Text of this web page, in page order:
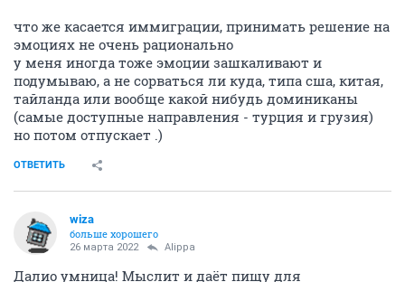
что же касается иммиграции, принимать решение на
эмоциях не очень рационально
у меня иногда тоже эмоции зашкаливают и
подумываю, а не сорваться ли куда, типа сша, китая,
тайланда или вообще какой нибудь доминиканы
(самые доступные направления - турция и грузия)
но потом отпускает .)
ОТВЕТИТЬ
wiza
больше хорошего
26 марта 2022 Alippa
Далио умница! Мыслит и даёт пищу для